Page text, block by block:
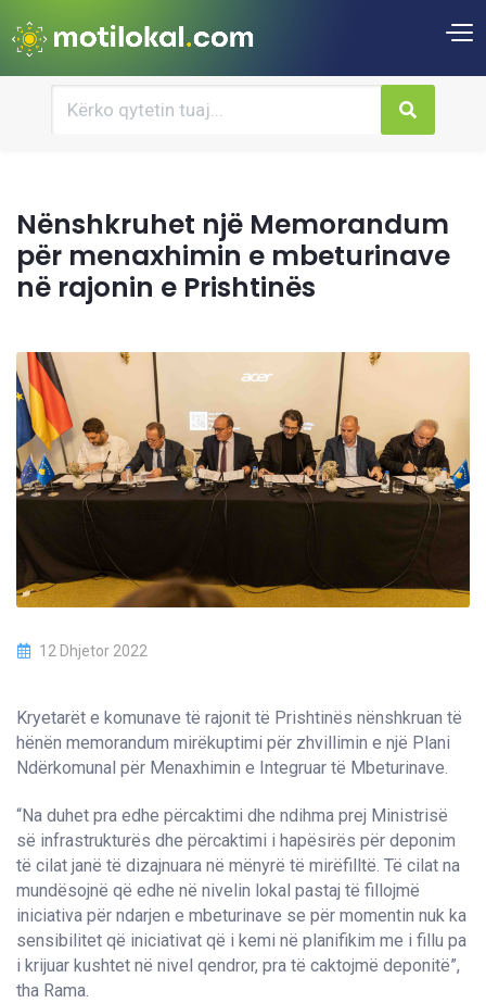
Nënshkruhet një Memorandum
për menaxhimin e mbeturinave
në rajonin e Prishtinës
12 Dhjetor 2022
Kryetarët e komunave të rajonit të Prishtinës nënshkruan të
hënën memorandum mirëkuptimi për zhvillimin e një Plani
Ndërkomunal për Menaxhimin e Integruar të Mbeturinave.
“Na duhet pra edhe përcaktimi dhe ndihma prej Ministrisë
së infrastrukturës dhe përcaktimi i hapësirës për deponim
të cilat janë të dizajnuara në mënyrë të mirëfilltë. Të cilat na
mundësojnë që edhe në nivelin lokal pastaj të fillojmë
iniciativa për ndarjen e mbeturinave se për momentin nuk ka
sensibilitet që iniciativat që i kemi në planifikim me i fillu pa
i krijuar kushtet në nivel qendror, pra të caktojmë deponitë”,
tha Rama.